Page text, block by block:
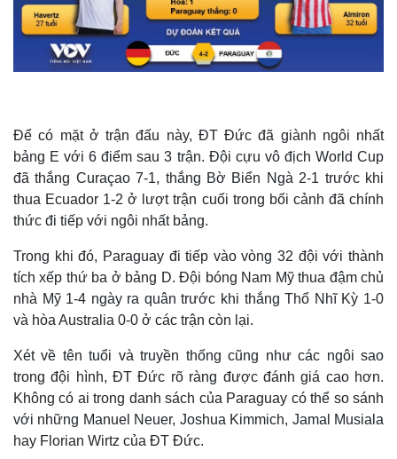
bảng E với 6 điểm sau 3 trận. Đội cựu vô địch World Cup
đã thắng Curaçao 7-1, thắng Bờ Biển Ngà 2-1 trước khi
thua Ecuador 1-2 ở lượt trận cuối trong bối cảnh đã chính
thức đi tiếp với ngôi nhất bảng.
Trong khi đó, Paraguay đi tiếp vào vòng 32 đội với thành
tích xếp thứ ba ở bảng D. Đội bóng Nam Mỹ thua đậm chủ
nhà Mỹ 1-4 ngày ra quân trước khi thắng Thổ Nhĩ Kỳ 1-0
và hòa Australia 0-0 ở các trận còn lại.
Xét về tên tuổi và truyền thống cũng như các ngôi sao
trong đội hình, ĐT Đức rõ ràng được đánh giá cao hơn.
Không có ai trong danh sách của Paraguay có thể so sánh
với những Manuel Neuer, Joshua Kimmich, Jamal Musiala
hay Florian Wirtz của ĐT Đức.
Với những ngôi sao như vậy, tất nhiên ĐT Đức được đánh